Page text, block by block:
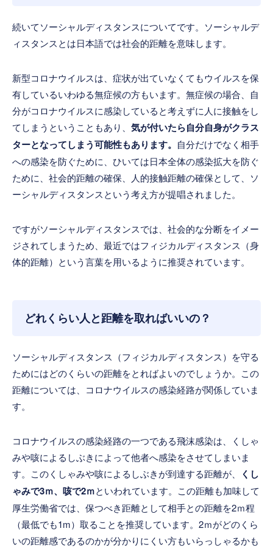
続いてソーシャルディスタンスについてです。ソーシャルデ
ィスタンスとは日本語では社会的距離を意味します。
新型コロナウイルスは、症状が出ていなくてもウイルスを保
有しているいわゆる無症候の方もいます。無症候の場合、自
分がコロナウイルスに感染していると考えずに人に接触をし
てしまうということもあり、 気が付いたら自分自身がクラス
ターとなってしまう可能性もあります。 自分だけでなく相手
への感染を防ぐために、ひいては日本全体の感染拡大を防ぐ
ために、社会的距離の確保、人的接触距離の確保として、ソ
ーシャルディスタンスという考え方が提唱されました。
ですがソーシャルディスタンスでは、社会的な分断をイメー
ジされてしまうため、最近ではフィジカルディスタンス（身
体的距離）という言葉を用いるように推奨されています。
どれくらい人と距離を取ればいいの？
ソーシャルディスタンス（フィジカルディスタンス）を守る
ためにはどのくらいの距離をとればよいのでしょうか。この
距離については、コロナウイルスの感染経路が関係していま
す。
コロナウイルスの感染経路の一つである飛沫感染は、くしゃ
みや咳によるしぶきによって他者へ感染をさせてしまいま
す。このくしゃみや咳によるしぶきが到達する距離が、
くし
ゃみで3ｍ、咳で2ｍといわれています。この距離も加味して
厚生労働省では、保つべき距離として相手との距離を2ｍ程
（最低でも1m）取ることを推奨しています。2ｍがどのくら
いの距離感であるのかが分かりにくい方もいらっしゃるかも